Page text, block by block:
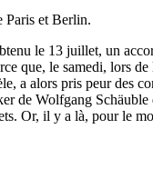
Paris et Berlin.
le 13 juillet, un
que, le samedi,
a alors pris peur des
de Wolfgang
Or, il y a là, pour le